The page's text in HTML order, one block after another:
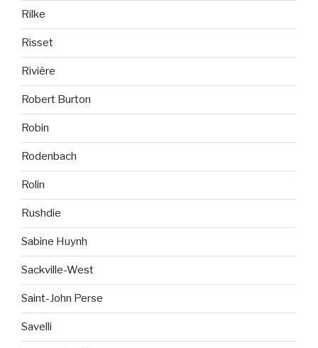
Rilke
Risset
Rivière
Robert Burton
Robin
Rodenbach
Rolin
Rushdie
Sabine Huynh
Sackville-West
Saint-John Perse
Savelli